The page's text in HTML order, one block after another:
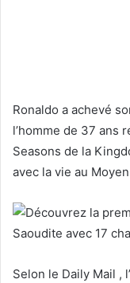
Ronaldo a achevé
l’homme de 37 ans
Seasons de la
avec la vie au
Selon le Daily Mail ,